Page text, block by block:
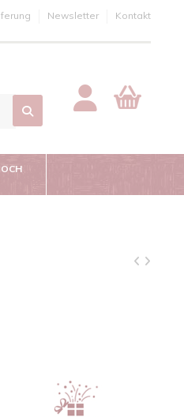
Newsletter Kontakt